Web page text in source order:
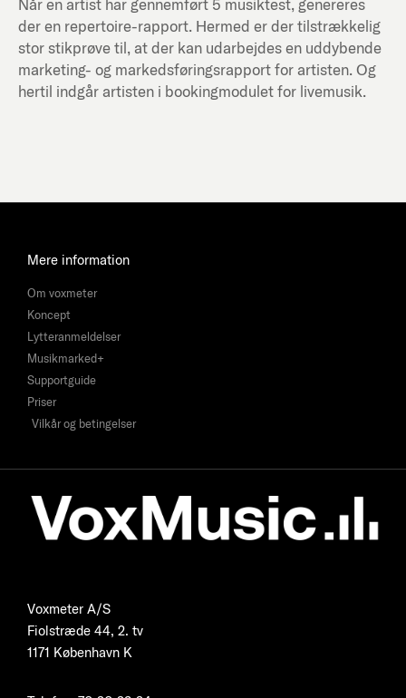
Når en artist har gennemført 5 musiktest, genereres
der en repertoire-rapport. Hermed er der tilstrækkelig
stor stikprøve til, at der kan udarbejdes en uddybende
marketing- og markedsføringsrapport for artisten. Og
hertil indgår artisten i bookingmodulet for livemusik.
Mere information
Om voxmeter
Koncept
Lytteranmeldelser
Musikmarked+
Supportguide
Priser
Vilkår og betingelser
Voxmeter A/S
Fiolstræde 44, 2. tv
1171 København K